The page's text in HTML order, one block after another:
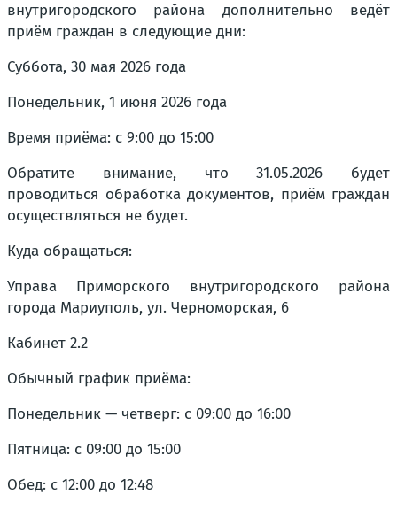
внутригородского района дополнительно ведёт
приём граждан в следующие дни:
Суббота, 30 мая 2026 года
Понедельник, 1 июня 2026 года
Время приёма: с 9:00 до 15:00
Обратите внимание, что 31.05.2026 будет
проводиться обработка документов, приём граждан
осуществляться не будет.
Куда обращаться:
Управа Приморского внутригородского района
города Мариуполь, ул. Черноморская, 6
Кабинет 2.2
Обычный график приёма:
Понедельник — четверг: с 09:00 до 16:00
Пятница: с 09:00 до 15:00
Обед: с 12:00 до 12:48